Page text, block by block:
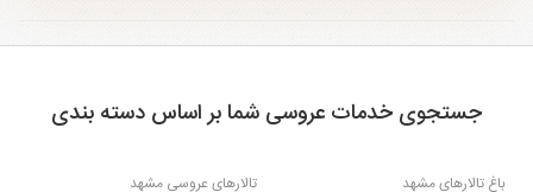
جستجوی خدمات عروسی شما بر اساس دسته بندی
باغ تالارهای مشهد
تالارهای عروسی مشهد